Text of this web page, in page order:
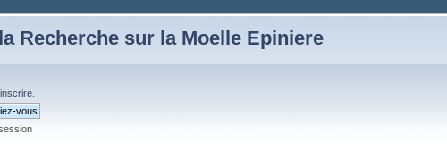
Recherche sur la Moelle Epiniere